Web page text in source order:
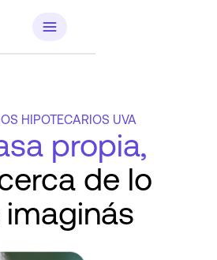
HIPOTECARIOS UVA
propia,
de lo